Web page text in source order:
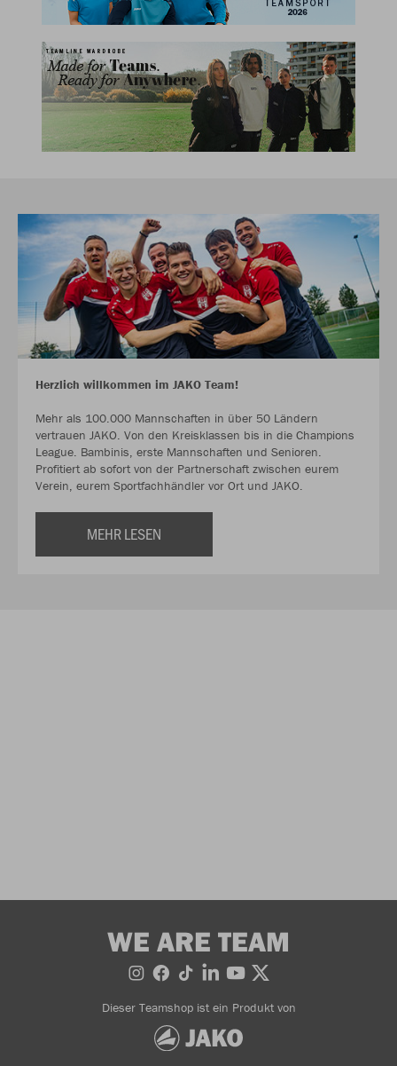
Herzlich willkommen im JAKO Team!
Mehr als 100.000 Mannschaften in über 50 Ländern
vertrauen JAKO. Von den Kreisklassen bis in die Champions
League. Bambinis, erste Mannschaften und Senioren.
Profitiert ab sofort von der Partnerschaft zwischen eurem
Verein, eurem Sportfachhändler vor Ort und JAKO.
MEHR LESEN
WE ARE TEAM
Dieser Teamshop ist ein Produkt von